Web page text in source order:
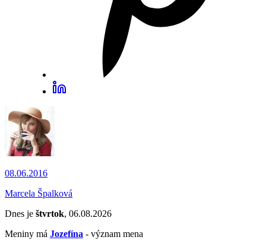
08.06.2016
Marcela Špalková
Dnes je štvrtok, 06.08.2026
Meniny má Jozefína - význam mena